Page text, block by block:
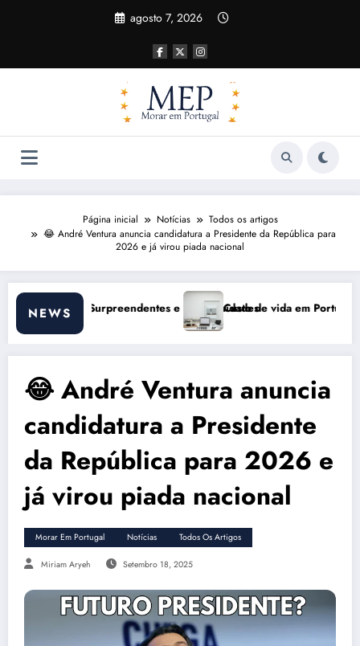
agosto 7, 2026
Página inicial Notícias
Todos os artigos
😂 André Ventura anuncia candidatura a Presidente da República para
2026 e já virou piada nacional
NEWS
Custo de vida em Portugal 2026: impactos reais e ajustes
😂 André Ventura anuncia
candidatura a Presidente
da República para 2026 e
já virou piada nacional
Morar Em Portugal Notícias Todos Os Artigos
Miriam Aryeh Setembro 18, 2025